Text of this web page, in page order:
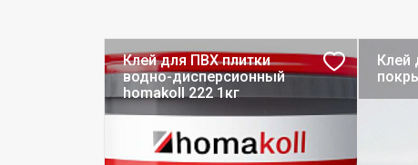
Клей для ПВХ плитки
водно-дисперсионный
homakoll 222 1кг
Клей